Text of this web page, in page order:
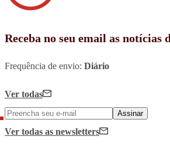
Receba no seu email as notícias
Frequência de envio: Diário
Ver todas
Assinar
Ver todas as newsletters